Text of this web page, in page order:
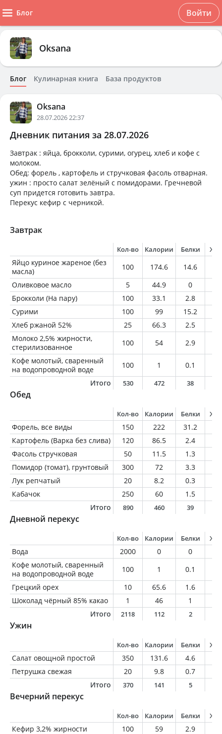
Блог Войти
Oksana
Блог Кулинарная книга База продуктов
Oksana
28.07.2026 22:37
Дневник питания за 28.07.2026
Завтрак : яйца, брокколи, сурими, огурец, хлеб и кофе с
молоком.
Обед: форель , картофель и стручковая фасоль отварная.
ужин : просто салат зелёный с помидорами. Гречневой
суп придется готовить завтра.
Перекус кефир с черникой.
Завтрак
Кол-во Калории Белки
Яйцо куриное жареное (без
масла)
100 174.6 14.6
Оливковое масло
5 44.9 0
Брокколи (На пару)
100 33.1 2.8
Сурими
100 99 15.2
Хлеб ржаной 52%
25 66.3 2.5
Молоко 2,5% жирности,
стерилизованное
100 54 2.9
Кофе молотый, сваренный
на водопроводной воде
100 1 0.1
Итого
530 472 38
Обед
Кол-во Калории Белки
Форель, все виды 150 222 31.2
Картофель (Варка без слива)
120 86.5 2.4
Фасоль стручковая
50 11.5 1.3
Помидор (томат), грунтовый
300 72 3.3
Лук репчатый
20 8.2 0.3
Кабачок
250 60 1.5
Итого
890 460 39
Дневной перекус
Кол-во Калории Белки
Вода 2000 0 0
Кофе молотый, сваренный
на водопроводной воде
100 1 0.1
Грецкий орех
10 65.6 1.6
Шоколад чёрный 85% какао
1 46 1
Итого
2118 112 2
Ужин
Кол-во Калории Белки
Салат овощной простой 350 131.6 4.6
Петрушка свежая
20 9.8 0.7
Итого
370 141 5
Вечерний перекус
Кол-во Калории Белки
Кефир 3,2% жирности 100 59 2.9